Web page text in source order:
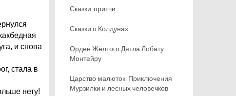
и снова
стала в
нету!
Сказки-притчи
Сказки о Колдунах
Орден Жёлтого Дятла Лобату
Монтейру
Царство малюток. Приключения
Мурзилки и лесных человечков